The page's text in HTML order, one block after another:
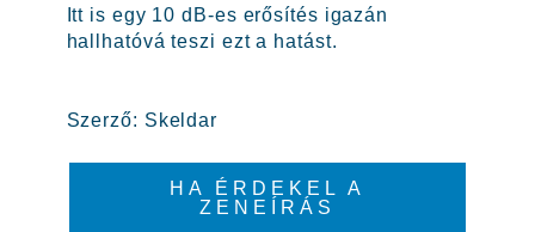
Itt is egy 10 dB-es erősítés igazán
hallhatóvá teszi ezt a hatást.
Szerző: Skeldar
HA ÉRDEKEL A
ZENEÍRÁS